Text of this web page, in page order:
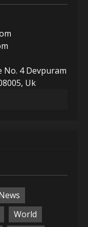
No. 4 Devpuram
Uk
World